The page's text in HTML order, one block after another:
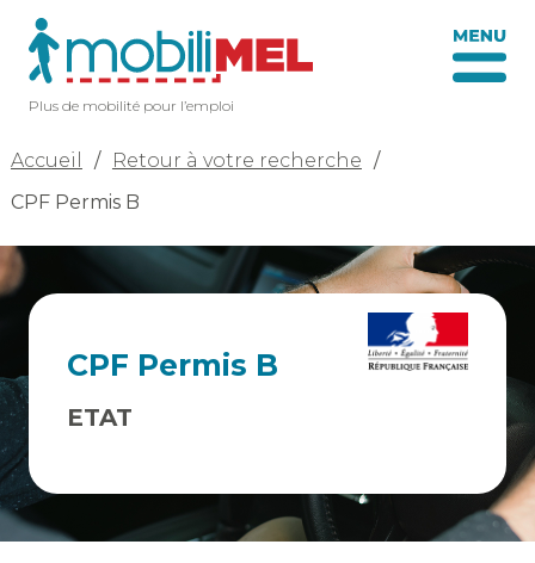
Plus de mobilité pour l’emploi
Accueil / Retour à votre recherche /
CPF Permis B
CPF Permis B
ETAT